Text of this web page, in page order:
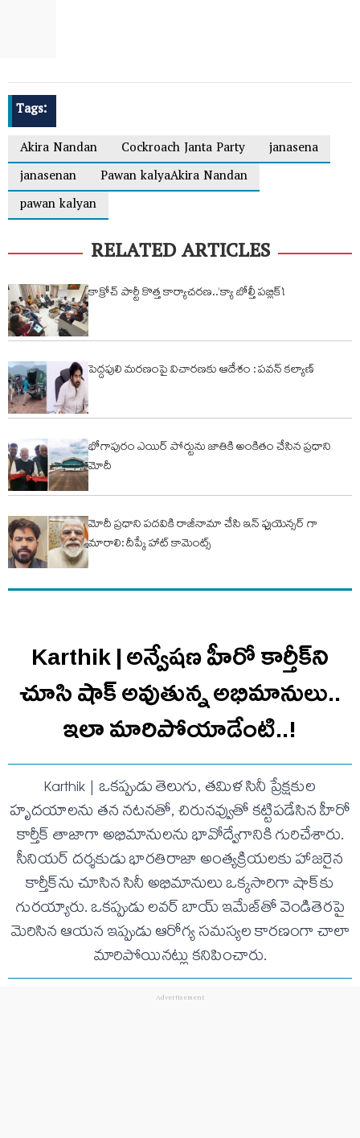
Tags:
Akira Nandan
Cockroach Janta Party
janasena
janasenan
Pawan kalyaAkira Nandan
pawan kalyan
RELATED ARTICLES
కాక్రోచ్ పార్టీ కొత్త కార్యాచరణ..‘క్యా బోల్తీ పబ్లిక్’!
పెద్దపులి మరణంపై విచారణకు ఆదేశం : పవన్ కల్యాణ్
భోగాపురం ఎయిర్ పోర్టును జాతికి అంకితం చేసిన ప్రధాని
మోదీ
మోదీ ప్రధాని పదవికి రాజీనామా చేసి ఇన్ ఫ్లుయెన్సర్ గా
మారాలి: దీప్కే హాట్ కామెంట్స్
Karthik | అన్వేషణ హీరో కార్తీక్‌ని
చూసి షాక్ అవుతున్న అభిమానులు..
ఇలా మారిపోయాడేంటి..!
Karthik | ఒకప్పుడు తెలుగు, తమిళ సినీ ప్రేక్షకుల
హృదయాలను తన నటనతో, చిరునవ్వుతో కట్టిపడేసిన హీరో
కార్తీక్ తాజాగా అభిమానులను భావోద్వేగానికి గురిచేశారు.
సీనియర్ దర్శకుడు భారతిరాజా అంత్యక్రియలకు హాజరైన
కార్తీక్‌ను చూసిన సినీ అభిమానులు ఒక్కసారిగా షాక్‌కు
గురయ్యారు. ఒకప్పుడు లవర్ బాయ్ ఇమేజ్‌తో వెండితెరపై
మెరిసిన ఆయన ఇప్పుడు ఆరోగ్య సమస్యల కారణంగా చాలా
మారిపోయినట్లు కనిపించారు.